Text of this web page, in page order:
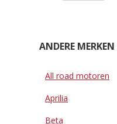
ANDERE MERKEN
All road motoren
Aprilia
Beta